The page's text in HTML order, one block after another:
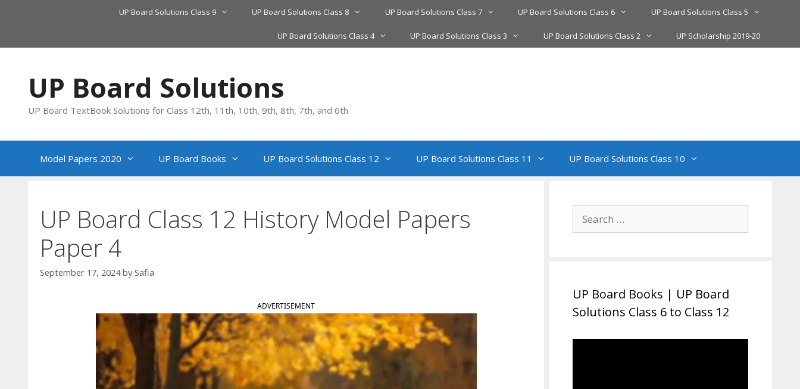
UP Board Solutions Class 9 UP Board Solutions Class 8 UP Board Solutions Class 7 UP Board Solutions Class 6 UP Board Solutions Class 5
UP Board Solutions Class 4 UP Board Solutions Class 3 UP Board Solutions Class 2 UP Scholarship 2019-20
UP Board Solutions
UP Board TextBook Solutions for Class 12th, 11th, 10th, 9th, 8th, 7th, and 6th
Model Papers 2020 UP Board Books UP Board Solutions Class 12 UP Board Solutions Class 11 UP Board Solutions Class 10
UP Board Class 12 History Model Papers
Paper 4
September 17, 2024 by Safia
ADVERTISEMENT
for:
UP Board Books | UP Board
Solutions Class 6 to Class 12